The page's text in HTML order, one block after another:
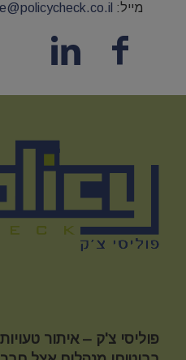
מייל:
פוליסי צ'ק – איתור